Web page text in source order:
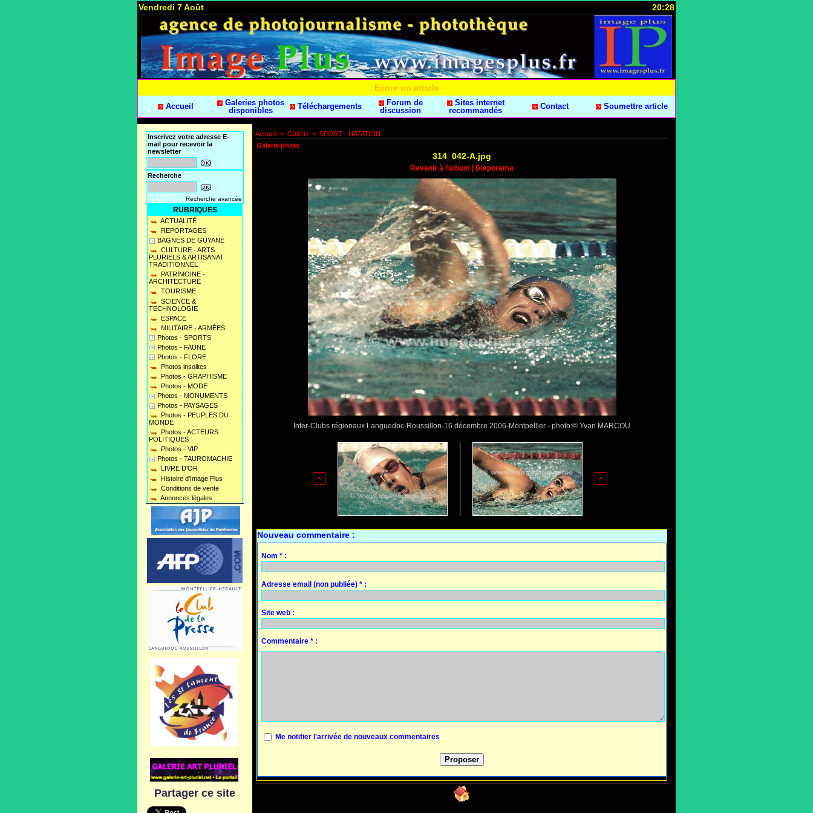
Vendredi 7 Août 20:28
Écrire un article
Accueil
Galeries photos
disponibles
Téléchargements
Forum de
discussion
Sites internet
recommandés
Contact Soumettre article
Inscrivez votre adresse E-
mail pour recevoir la
newsletter
Recherche
Recherche avancée
RUBRIQUES
ACTUALITÉ
REPORTAGES
BAGNES DE GUYANE
CULTURE - ARTS
PLURIELS & ARTISANAT
TRADITIONNEL
PATRIMOINE -
ARCHITECTURE
TOURISME
SCIENCE &
TECHNOLOGIE
ESPACE
MILITAIRE - ARMÉES
Photos - SPORTS
Photos - FAUNE
Photos - FLORE
Photos insolites
Photos - GRAPHISME
Photos - MODE
Photos - MONUMENTS
Photos - PAYSAGES
Photos - PEUPLES DU
MONDE
Photos - ACTEURS
POLITIQUES
Photos - VIP
Photos - TAUROMACHIE
LIVRE D'OR
Histoire d'Image Plus
Conditions de vente
Annonces légales
Partager ce site
Accueil > Galerie > SPORT - NATATION
Galerie photo
314_042-A.jpg
Revenir à l'album Diaporama
Inter-Clubs régionaux Languedoc-Roussillon-16 décembre 2006-Montpellier - photo:© Yvan MARCOU
< >
Nouveau commentaire :
Nom * :
Adresse email (non publiée) * :
Site web :
Commentaire * :
Me notifier l'arrivée de nouveaux commentaires